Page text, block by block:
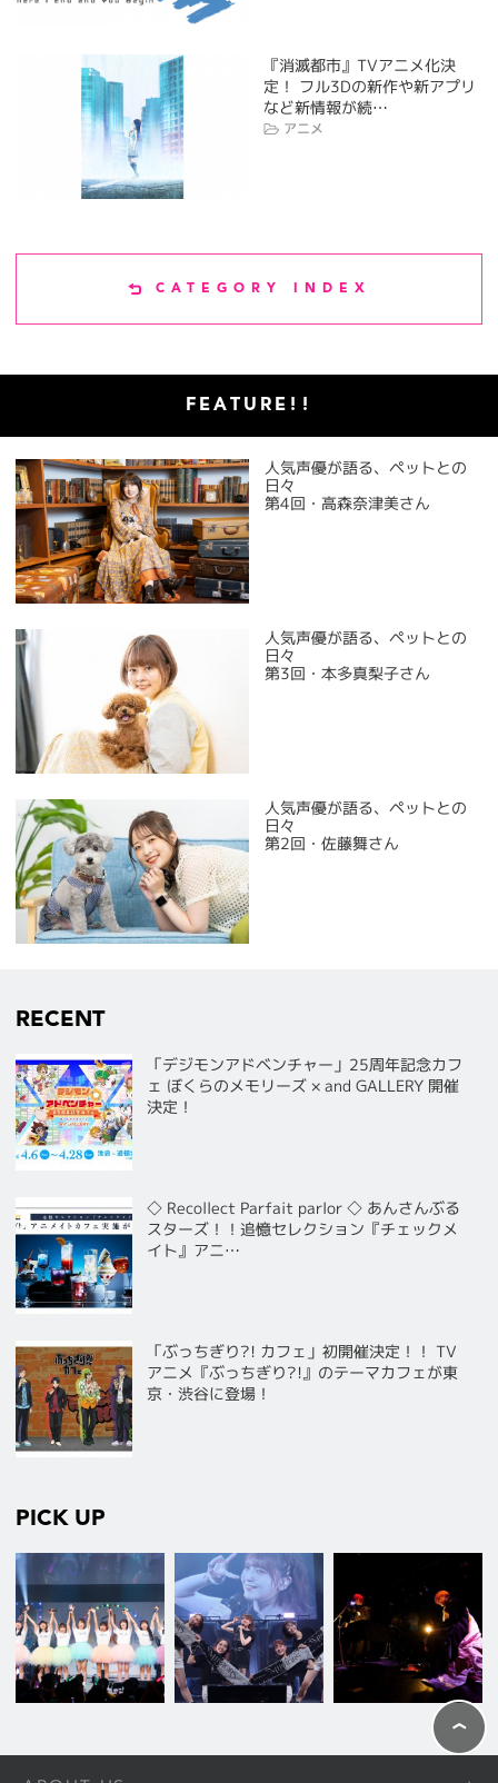
『消滅都市』TVアニメ化決
定！ フル3Dの新作や新アプリ
など新情報が続…
アニメ
CATEGORY INDEX
FEATURE!!
人気声優が語る、ペットとの
日々
第4回・高森奈津美さん
人気声優が語る、ペットとの
日々
第3回・本多真梨子さん
人気声優が語る、ペットとの
日々
第2回・佐藤舞さん
RECENT
「デジモンアドベンチャー」25周年記念カフ
ェ ぼくらのメモリーズ × and GALLERY 開催
決定！
◇ Recollect Parfait parlor ◇ あんさんぶる
スターズ！！追憶セレクション『チェックメ
イト』アニ…
「ぶっちぎり?! カフェ」初開催決定！！ TV
アニメ『ぶっちぎり?!』のテーマカフェが東
京・渋谷に登場！
PICK UP